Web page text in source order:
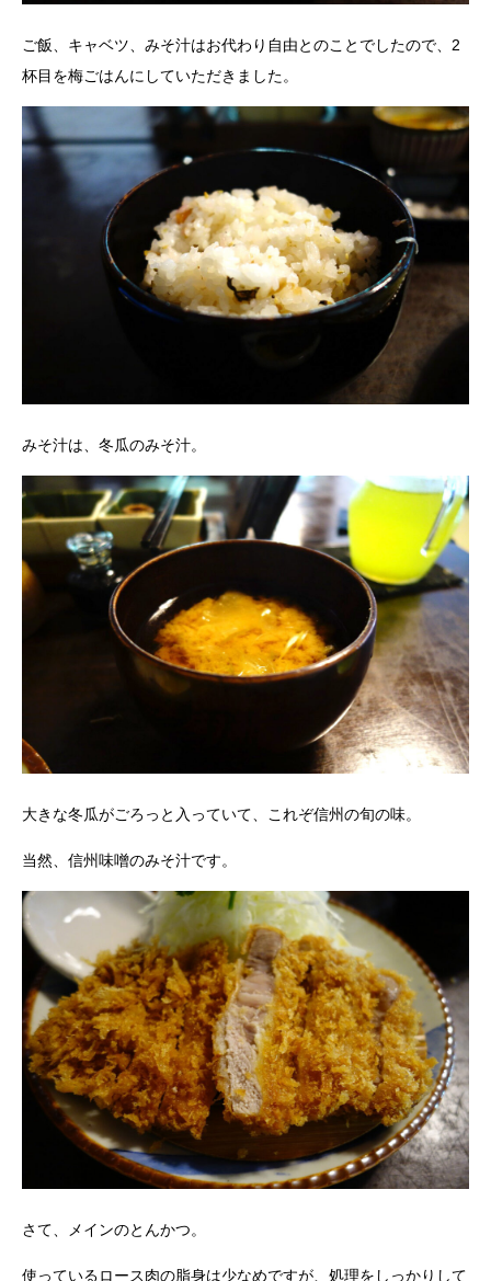
ご飯、キャベツ、みそ汁はお代わり自由とのことでしたので、2
杯目を梅ごはんにしていただきました。
みそ汁は、冬瓜のみそ汁。
大きな冬瓜がごろっと入っていて、これぞ信州の旬の味。
当然、信州味噌のみそ汁です。
さて、メインのとんかつ。
使っているロース肉の脂身は少なめですが、処理をしっかりして